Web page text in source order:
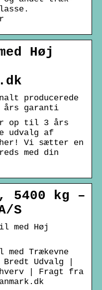
Høj
producerede
garanti
op til 3 års
udvalg af
Vi sætter en
med din
kg –
S
med Høj
Trækevne
Udvalg |
| Fragt fra